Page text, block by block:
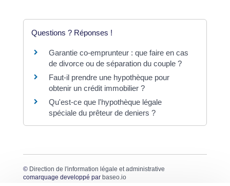
Questions ? Réponses !
Garantie co-emprunteur : que faire en cas
de divorce ou de séparation du couple ?
Faut-il prendre une hypothèque pour
obtenir un crédit immobilier ?
Qu'est-ce que l'hypothèque légale
spéciale du prêteur de deniers ?
© Direction de l'information légale et administrative
comarquage developpé par baseo.io